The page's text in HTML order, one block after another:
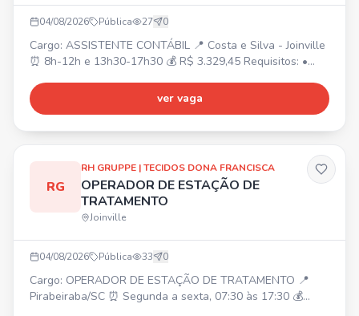
04/08/2026 Pública 27 0
Cargo: ASSISTENTE CONTÁBIL 📍 Costa e Silva - Joinville
⏰ 8h-12h e 13h30-17h30 💰 R$ 3.329,45 Requisitos: •
Técnico em Contabilidade completo. • Experiência na área
contábil. • Conhecimento em rotinas e lançamentos
ver vaga
RG
RH GRUPPE | TECIDOS DONA FRANCISCA
OPERADOR DE ESTAÇÃO DE
TRATAMENTO
Joinville
04/08/2026 Pública 33 0
Cargo: OPERADOR DE ESTAÇÃO DE TRATAMENTO 📍
Pirabeiraba/SC ⏰ Segunda a sexta, 07:30 às 17:30 💰